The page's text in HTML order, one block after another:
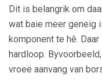
Dit is belangrik om
wat baie meer geneig
komponent te hê.
hardloop.
vroeë aanvang van